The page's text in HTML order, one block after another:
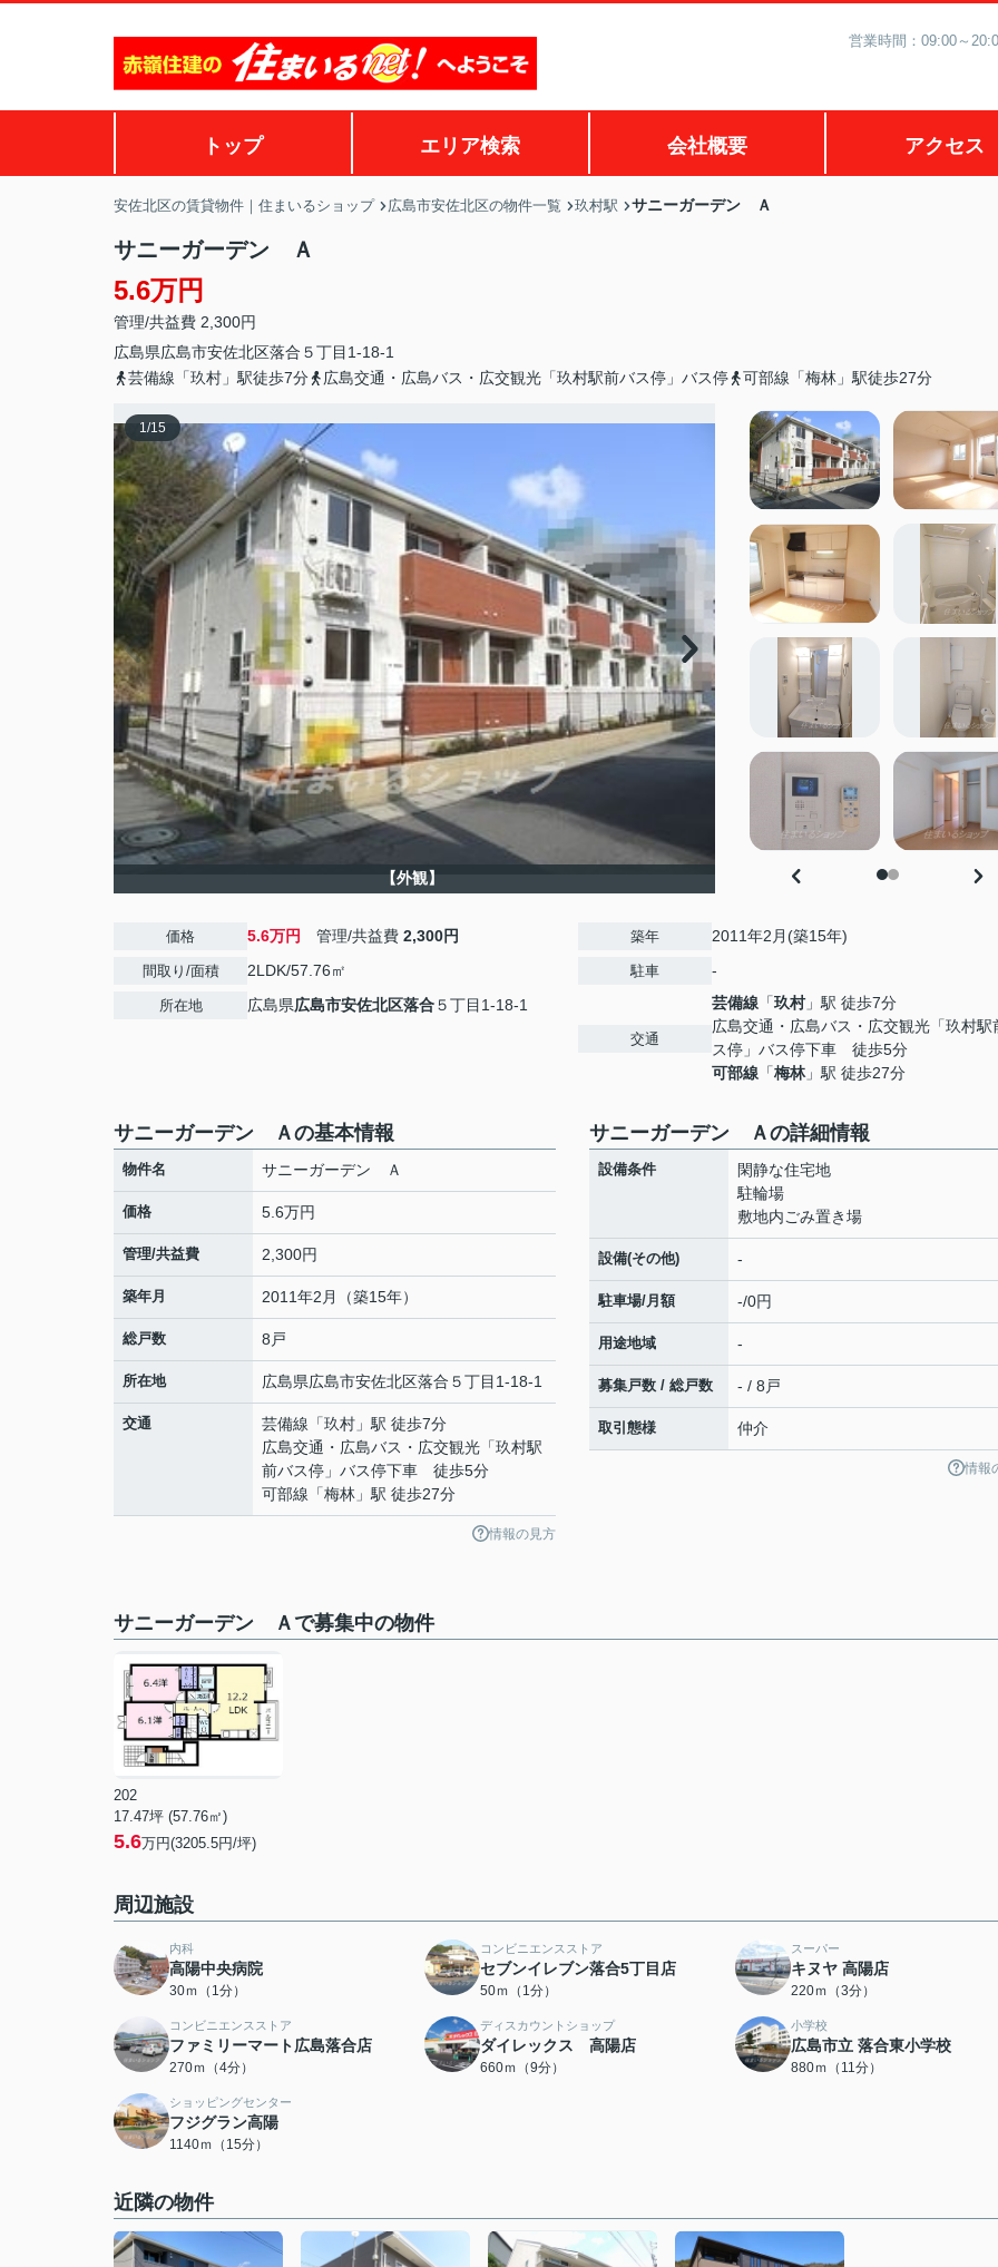
営業時間：09:00～
トップ エリア検索 会社概要 アクセス
安佐北区の賃貸物件｜住まいるショップ 広島市安佐北区の物件一覧 玖村駅 サニーガーデン Ａ
サニーガーデン Ａ
5.6万円
管理/共益費 2,300円
広島県広島市安佐北区落合 ５丁目1-18-1
芸備線「玖村」駅徒歩7分
広島交通・広島バス・広交観光「玖村駅前バス停」バス停 可部線「梅林」駅徒歩27分
1/15
【外観】
価格 5.6万円 管理/共益費 2,300円
間取り/面積 2LDK/57.76㎡
所在地 広島県広島市安佐北区落合５丁目1-18-1
築年 2011年2月(築15年)
駐車 -
交通
芸備線 「玖村」駅 徒歩7分
広島交通・広島バス・広交観光「玖村駅
ス停」バス停下車 徒歩5分
可部線 「梅林」駅 徒歩27分
サニーガーデン Ａの基本情報
物件名 サニーガーデン Ａ
価格 5.6万円
管理/共益費 2,300円
築年月 2011年2月（築15年）
総戸数 8戸
所在地 広島県広島市安佐北区落合 ５丁目1-18-1
交通 芸備線 「玖村 」駅 徒歩7分
広島交通・広島バス・広交観光「玖村駅
前バス停」バス停下車 徒歩5分
可部線 「梅林 」駅 徒歩27分
情報の見方
サニーガーデン Ａの詳細情報
設備条件
閑静な住宅地
駐輪場
敷地内ごみ置き場
設備(その他) -
駐車場/月額 -/0円
用途地域 -
募集戸数 / 総戸数 - / 8戸
取引態様 仲介
情報
サニーガーデン Ａで募集中の物件
202
17.47坪 (57.76㎡)
5.6万円(3205.5円/坪)
周辺施設
内科
高陽中央病院
30ｍ（1分）
コンビニエンスストア
セブンイレブン落合5丁目店
50ｍ（1分）
スーパー
キヌヤ 高陽店
220ｍ（3分）
コンビニエンスストア
ファミリーマート広島落合店
270ｍ（4分）
ディスカウントショップ
ダイレックス 高陽店
660ｍ（9分）
小学校
広島市立 落合東小学校
880ｍ（11分）
ショッピングセンター
フジグラン高陽
1140ｍ（15分）
近隣の物件